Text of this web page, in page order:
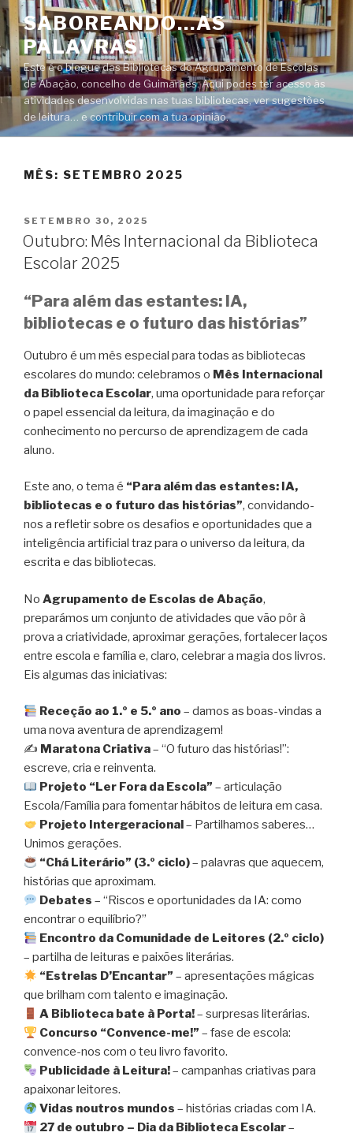
Saltar
para
o
conteúdo
SABOREANDO…AS
PALAVRAS!
Este é o blogue das Bibliotecas do Agrupamento de Escolas
de Abação, concelho de Guimarães. Aqui podes ter acesso às
atividades desenvolvidas nas tuas bibliotecas, ver sugestões
de leitura… e contribuir com a tua opinião.
MÊS: SETEMBRO 2025
PUBLICADO
EM
SETEMBRO 30, 2025
Outubro: Mês Internacional da Biblioteca
Escolar 2025
“Para além das estantes: IA,
bibliotecas e o futuro das histórias”
Outubro é um mês especial para todas as bibliotecas
escolares do mundo: celebramos o Mês Internacional
da Biblioteca Escolar, uma oportunidade para reforçar
o papel essencial da leitura, da imaginação e do
conhecimento no percurso de aprendizagem de cada
aluno.
Este ano, o tema é “Para além das estantes: IA,
bibliotecas e o futuro das histórias”, convidando-
nos a refletir sobre os desafios e oportunidades que a
inteligência artificial traz para o universo da leitura, da
escrita e das bibliotecas.
No Agrupamento de Escolas de Abação,
preparámos um conjunto de atividades que vão pôr à
prova a criatividade, aproximar gerações, fortalecer laços
entre escola e família e, claro, celebrar a magia dos livros.
Eis algumas das iniciativas:
Receção ao 1.º e 5.º ano – damos as boas-vindas a
uma nova aventura de aprendizagem!
✍️ Maratona Criativa– “O futuro das histórias!”:
escreve, cria e reinventa.
Projeto “Ler Fora da Escola” – articulação
Escola/Família para fomentar hábitos de leitura em casa.
Projeto Intergeracional– Partilhamos saberes…
Unimos gerações.
“Chá Literário” (3.º ciclo)– palavras que aquecem,
histórias que aproximam.
Debates – “Riscos e oportunidades da IA: como
encontrar o equilíbrio?”
Encontro da Comunidade de Leitores (2.º ciclo)
– partilha de leituras e paixões literárias.
“Estrelas D’Encantar” – apresentações mágicas
que brilham com talento e imaginação.
A Biblioteca bate à Porta!– surpresas literárias.
Concurso “Convence-me!” – fase de escola:
convence-nos com o teu livro favorito.
Publicidade à Leitura!– campanhas criativas para
apaixonar leitores.
Vidas noutros mundos – histórias criadas com IA.
27 de outubro – Dia da Biblioteca Escolar–